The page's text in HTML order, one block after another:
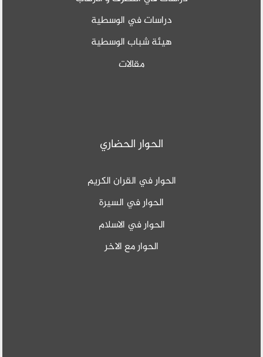
دراسات في الوسطية
هيئة شباب الوسطية
مقالات
الحوار الحضاري
الحوار في القران الكريم
الحوار في السيرة
الحوار في الاسلام
الحوار مع الاخر